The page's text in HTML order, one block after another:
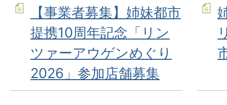
【事業者募集】姉妹都市
提携10周年記念「リン
ツァーアウゲンめぐり
2026」参加店舗募集